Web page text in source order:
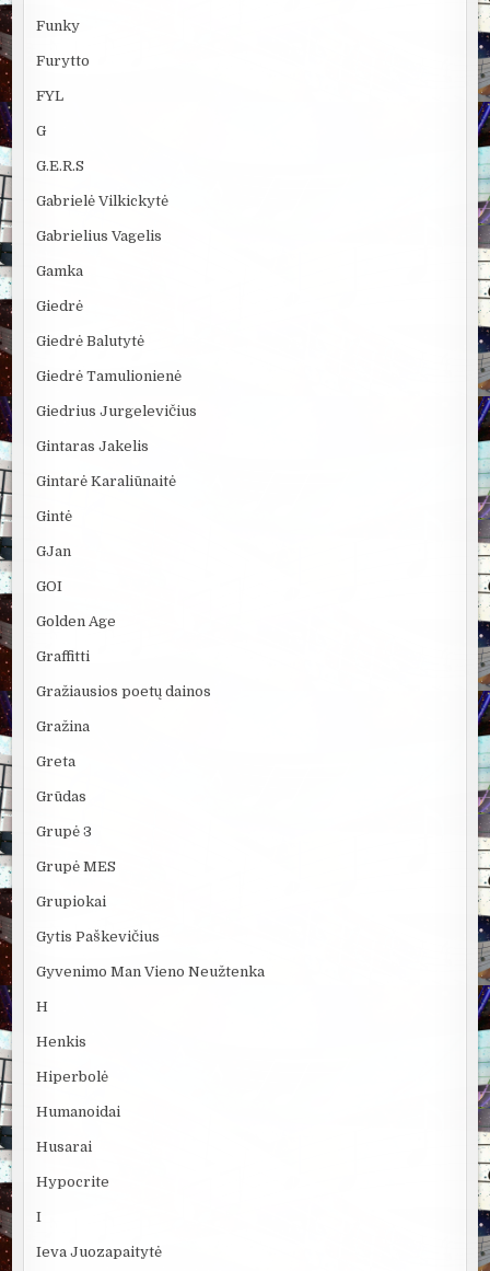
Funky
Furytto
FYL
G
G.E.R.S
Gabrielė Vilkickytė
Gabrielius Vagelis
Gamka
Giedrė
Giedrė Balutytė
Giedrė Tamulionienė
Giedrius Jurgelevičius
Gintaras Jakelis
Gintarė Karaliūnaitė
Gintė
GJan
GOI
Golden Age
Graffitti
Gražiausios poetų dainos
Gražina
Greta
Grūdas
Grupė 3
Grupė MES
Grupiokai
Gytis Paškevičius
Gyvenimo Man Vieno Neužtenka
H
Henkis
Hiperbolė
Humanoidai
Husarai
Hypocrite
I
Ieva Juozapaitytė